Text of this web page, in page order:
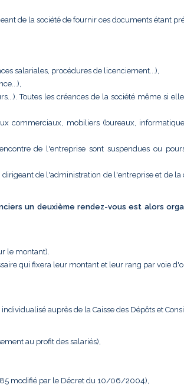
de la société de fournir ces documents étant
salariales, procédures de licenciement...),
Toutes les créances de la société même si
commerciaux, mobiliers (bureaux,
de l'entreprise sont suspendues ou
de l'administration de l'entreprise et de la
un deuxième rendez-vous est alors
le montant).
qui fixera leur montant et leur rang par voie
auprès de la Caisse des Dépôts et
au profit des salariés),
modifié par le Décret du 10/06/2004),